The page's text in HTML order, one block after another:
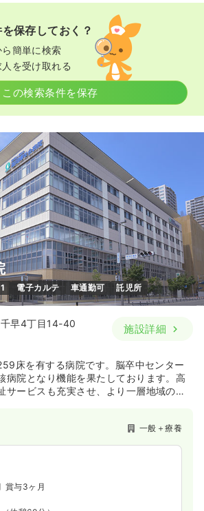
（休憩60分）
24万円以上可
る 詳細を見る
保存しておく？
ら簡単に検索
を受け取れる
この検索条件を保存
電子カルテ 車通勤可 託児所
早4丁目14-40
施設詳細
床を有する病院です。脳卒中センター
病院となり機能を果たしております。高
サービスも充実させ、より一層地域の患
。
一般＋療養
賞与3ヶ月